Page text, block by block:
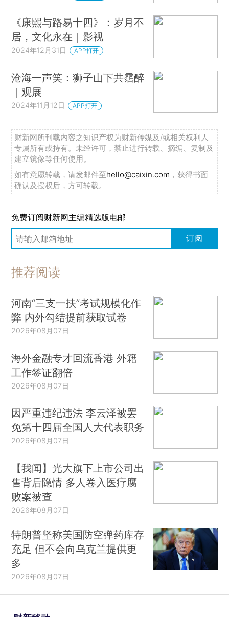
《康熙与路易十四》：岁月不
居，文化永在｜影视
2024年12月31日 APP打开
沧海一声笑：狮子山下共霑醉
｜观展
2024年11月12日 APP打开
财新网所刊载内容之知识产权为财新传媒及/或相关权利人
专属所有或持有。未经许可，禁止进行转载、摘编、复制及
建立镜像等任何使用。
如有意愿转载，请发邮件至hello@caixin.com ，获得书面
确认及授权后，方可转载。
免费订阅财新网主编精选版电邮
订阅
推荐阅读
河南“三支一扶”考试规模化作
弊 内外勾结提前获取试卷
2026年08月07日
海外金融专才回流香港 外籍
工作签证翻倍
2026年08月07日
因严重违纪违法 李云泽被罢
免第十四届全国人大代表职务
2026年08月07日
【我闻】光大旗下上市公司出
售背后隐情 多人卷入医疗腐
败案被查
2026年08月07日
特朗普坚称美国防空弹药库存
充足 但不会向乌克兰提供更
多
2026年08月07日